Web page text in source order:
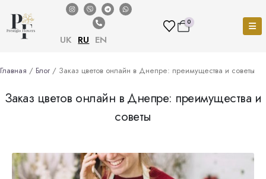
UK RU EN
0
Главная / Блог / Заказ цветов онлайн в Днепре: преимущества и советы
Заказ цветов онлайн в Днепре: преимущества и
советы